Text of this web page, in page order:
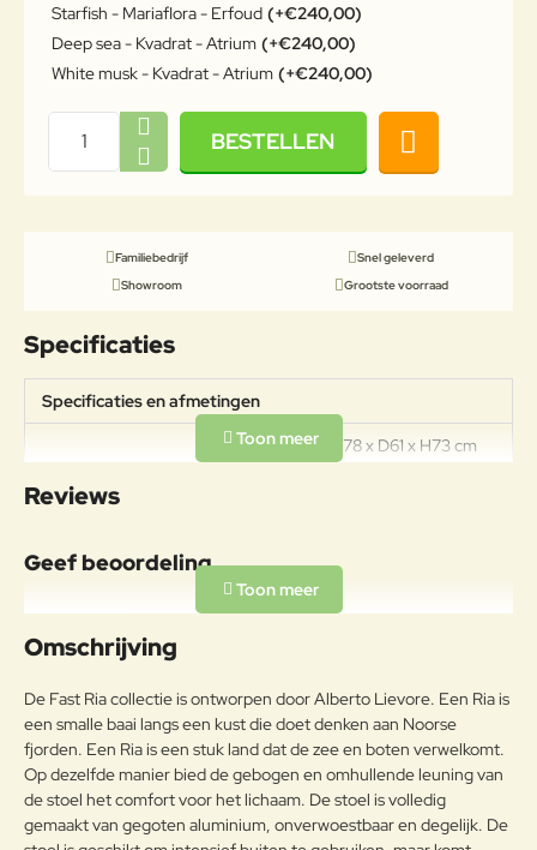
Starfish - Mariaflora - Erfoud (+€240,00)
Deep sea - Kvadrat - Atrium (+€240,00)
White musk - Kvadrat - Atrium (+€240,00)
BESTELLEN
Familiebedrijf
Snel geleverd
Showroom
Grootste voorraad
Specificaties
Specificaties en afmetingen
Afmetingen: B78 x D61 x H73 cm
Reviews
Geef beoordeling
Uw naam:
g:
Note:HTML-code wordt niet vertaald!
Omschrijving
De Fast Ria collectie is ontworpen door Alberto Lievore. Een Ria is
een smalle baai langs een kust die doet denken aan Noorse
fjorden. Een Ria is een stuk land dat de zee en boten verwelkomt.
Op dezelfde manier bied de gebogen en omhullende leuning van
de stoel het comfort voor het lichaam. De stoel is volledig
gemaakt van gegoten aluminium, onverwoestbaar en degelijk. De